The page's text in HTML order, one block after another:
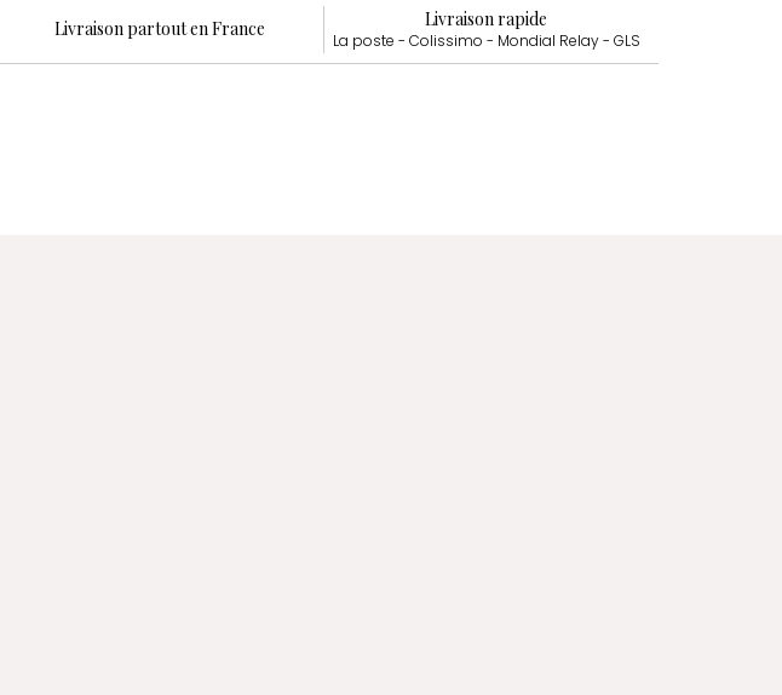
Livraison partout en France Livraison rapide
La poste - Colissimo - Mondial Relay - GLS